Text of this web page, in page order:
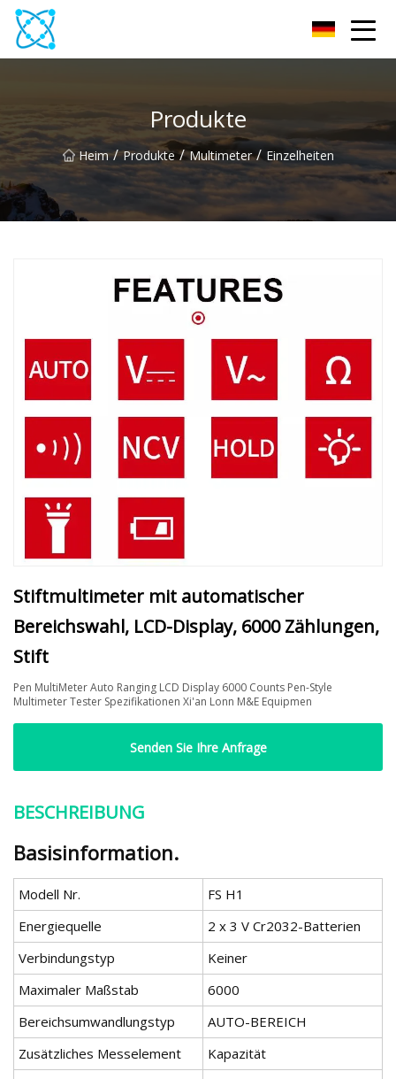
Produkte
Heim / Produkte / Multimeter / Einzelheiten
Stiftmultimeter mit automatischer
Bereichswahl, LCD-Display, 6000 Zählungen,
Stift
Pen MultiMeter Auto Ranging LCD Display 6000 Counts Pen-Style
Multimeter Tester Spezifikationen Xi'an Lonn M&E Equipmen
Senden Sie Ihre Anfrage
BESCHREIBUNG
Basisinformation.
Modell Nr.
FS H1
Energiequelle
2 x 3 V Cr2032-Batterien
Verbindungstyp
Keiner
Maximaler Maßstab
6000
Bereichsumwandlungstyp
AUTO-BEREICH
Zusätzliches Messelement
Kapazität